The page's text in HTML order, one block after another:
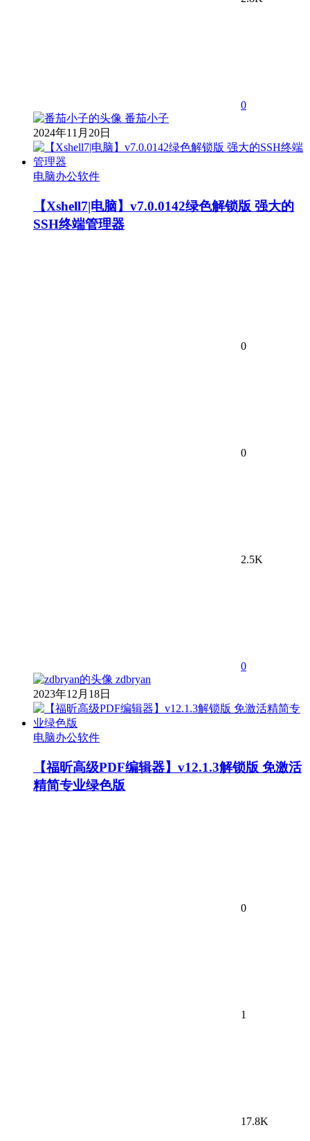
0
番茄小子
2024年11月20日
电脑办公软件
【Xshell7|电脑】v7.0.0142绿色解锁版 强大的
SSH终端管理器
0
0
2.5K
0
zdbryan
2023年12月18日
电脑办公软件
【福昕高级PDF编辑器】v12.1.3解锁版 免激活
精简专业绿色版
0
1
17.8K